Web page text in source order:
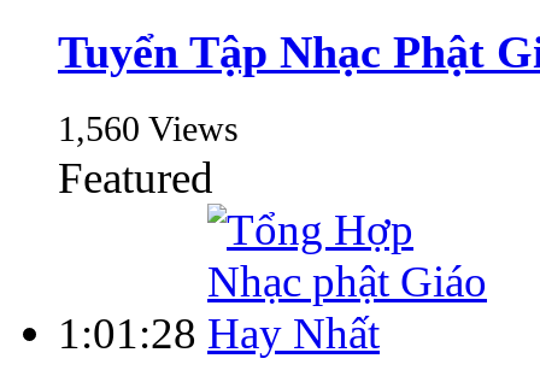
Tuyển Tập Nhạc Phật
1,560 Views
Featured
1:01:28